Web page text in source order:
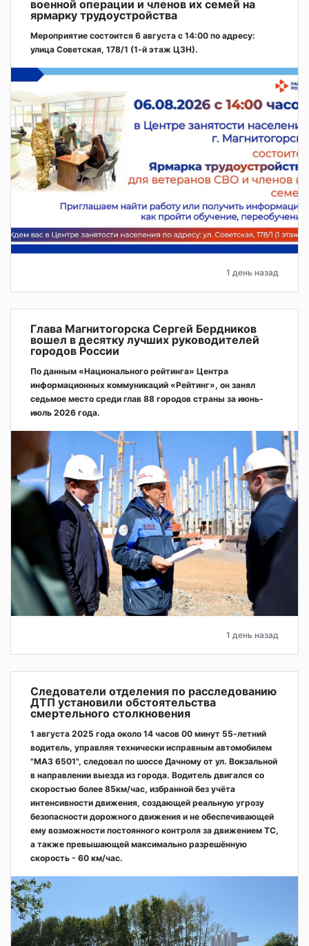
военной операции и членов их семей на
ярмарку трудоустройства
Мероприятие состоится 6 августа с 14:00 по адресу:
улица Советская, 178/1 (1‑й этаж ЦЗН).
1 день назад
Глава Магнитогорска Сергей Бердников
вошел в десятку лучших руководителей
городов России
По данным «Национального рейтинга» Центра
информационных коммуникаций «Рейтинг», он занял
седьмое место среди глав 88 городов страны за июнь-
июль 2026 года.
1 день назад
Следователи отделения по расследованию
ДТП установили обстоятельства
смертельного столкновения
1 августа 2025 года около 14 часов 00 минут 55-летний
водитель, управляя технически исправным автомобилем
"МАЗ 6501", следовал по шоссе Дачному от ул. Вокзальной
в направлении выезда из города. Водитель двигался со
скоростью более 85км/час, избранной без учёта
интенсивности движения, создающей реальную угрозу
безопасности дорожного движения и не обеспечивающей
ему возможности постоянного контроля за движением ТС,
а также превышающей максимально разрешённую
скорость - 60 км/час.